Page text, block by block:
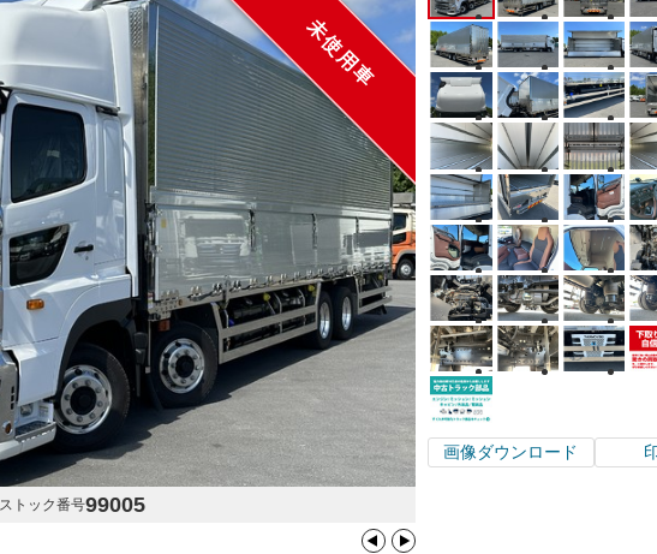
未使用車
ストック番号99005
画像ダウンロード